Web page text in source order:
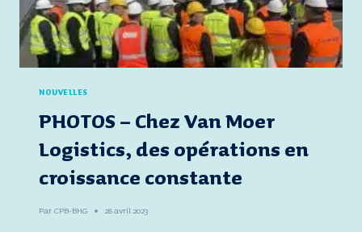
NOUVELLES
PHOTOS – Chez Van Moer
Logistics, des opérations en
croissance constante
Par CPB-BHG 28 avril 2023